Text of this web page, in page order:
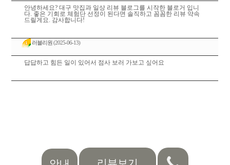
안녕하세요? 대구 맛집과 일상 리뷰 블로그를 시작한 블로거 입니
다. 좋은 기회로 체험단 선정이 된다면 솔직하고 꼼꼼한 리뷰 약속
드릴게요. 감사합니다!
러블리원(2025-06-13)
답답하고 힘든 일이 있어서 점사 보러 가보고 싶어요